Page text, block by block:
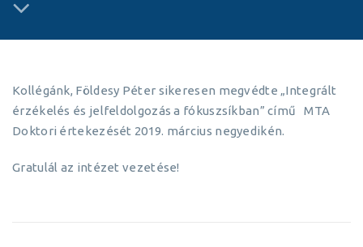
Kollégánk, Földesy Péter sikeresen megvédte „Integrált
érzékelés és jelfeldolgozás a fókuszsíkban” című MTA
Doktori értekezését 2019. március negyedikén.
Gratulál az intézet vezetése!